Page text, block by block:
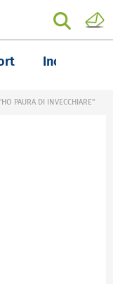
Inchieste
PAURA DI INVECCHIARE"